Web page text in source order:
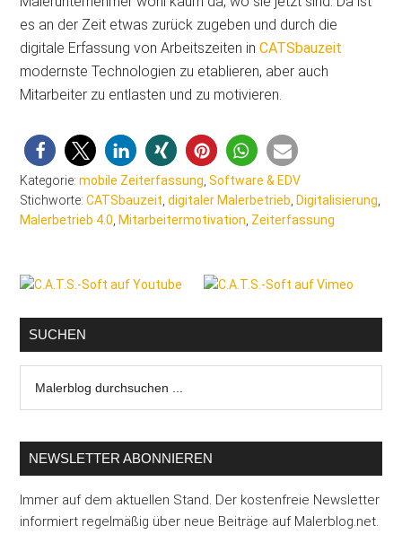
es an der Zeit etwas zurück zugeben und durch die
digitale Erfassung von Arbeitszeiten inCATSbauzeit
modernste Technologien zu etablieren, aber auch
Mitarbeiter zu entlasten und zu motivieren.
Kategorie:mobile Zeiterfassung ,Software & EDV
Stichworte:CATSbauzeit ,digitaler Malerbetrieb Digitalisierung
Malerbetrieb 4.0 Mitarbeitermotivation Zeiterfassung
Seitenspalte
SUCHEN
durchsuchen
NEWSLETTER ABONNIEREN
Immer auf dem aktuellen Stand. Der kostenfreie Newsletter
informiert regelmäßig über neue Beiträge auf Malerblog.net.